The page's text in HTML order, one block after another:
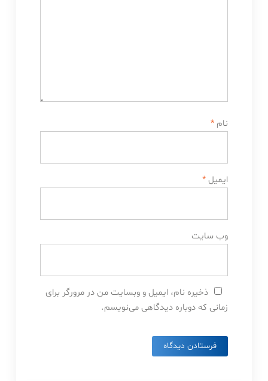
نام *
ایمیل *
وب‌ سایت
ذخیره نام، ایمیل و وبسایت من در مرورگر برای
زمانی که دوباره دیدگاهی می‌نویسم.